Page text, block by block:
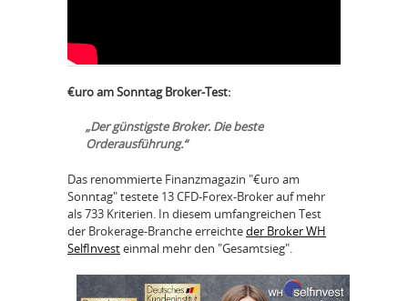
€uro am Sonntag Broker-Test:
„Der günstigste Broker. Die beste
Orderausführung.“
Das renommierte Finanzmagazin "€uro am
Sonntag" testete 13 CFD-Forex-Broker auf mehr
als 733 Kriterien. In diesem umfangreichen Test
der Brokerage-Branche erreichteder Broker WH
SelfInvesteinmal mehr den "Gesamtsieg".